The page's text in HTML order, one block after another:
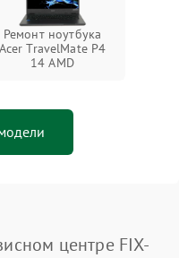
Ремонт ноутбука
Acer TravelMate P4
14 AMD
центре FIX-